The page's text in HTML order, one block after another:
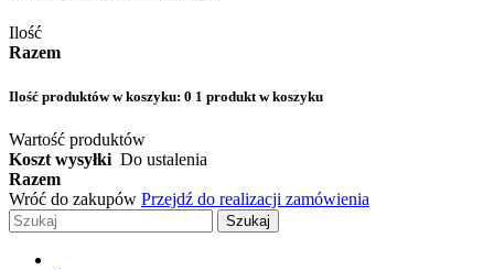
Ilość
Razem
Ilość produktów w koszyku: 0 1 produkt w koszyku
Wartość produktów
Koszt wysyłki Do ustalenia
Razem
Wróć do zakupów Przejdź do realizacji zamówienia
Szukaj